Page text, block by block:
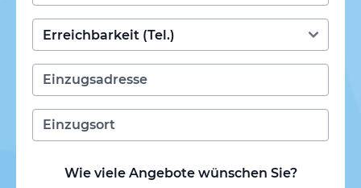
Wie viele Angebote wünschen Sie?